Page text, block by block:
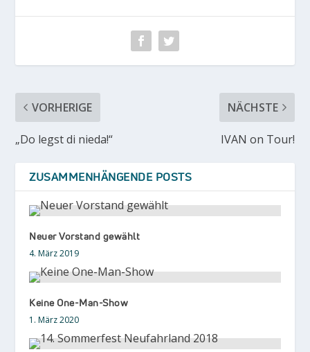
VORHERIGE
„Do legst di nieda!“
NÄCHSTE
IVAN on Tour!
ZUSAMMENHÄNGENDE POSTS
Neuer Vorstand gewählt
4. März 2019
Keine One-Man-Show
1. März 2020